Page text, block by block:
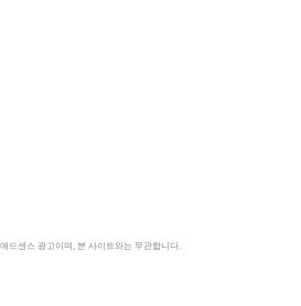
드센스 광고이며, 본 사이트와는 무관합니다.